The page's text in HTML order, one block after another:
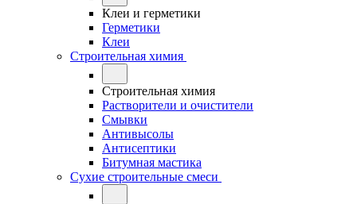
Клеи и герметики
Герметики
Клеи
Строительная химия
Строительная химия
Растворители и очистители
Смывки
Антивысолы
Антисептики
Битумная мастика
Сухие строительные смеси